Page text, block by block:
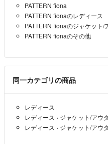
PATTERN fiona
PATTERN fionaのレディース
PATTERN fionaのジャケット/
PATTERN fionaのその他
同一カテゴリの商品
レディース
レディース › ジャケット/アウ
レディース › ジャケット/アウ